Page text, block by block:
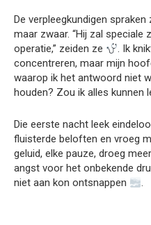
De verpleegkundigen
maar zwaar. “Hij zal speciale
operatie,” zeiden ze
. Ik
concentreren, maar mijn
waarop ik het antwoord niet
houden? Zou ik alles kunnen
Die eerste nacht leek
fluisterde beloften en vroeg
geluid, elke pauze, droeg
angst voor het onbekende
niet aan kon ontsnappen
.